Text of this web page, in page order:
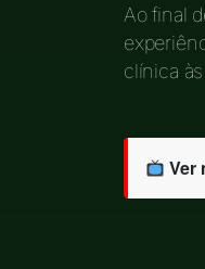
Ao final
clínica
Ver